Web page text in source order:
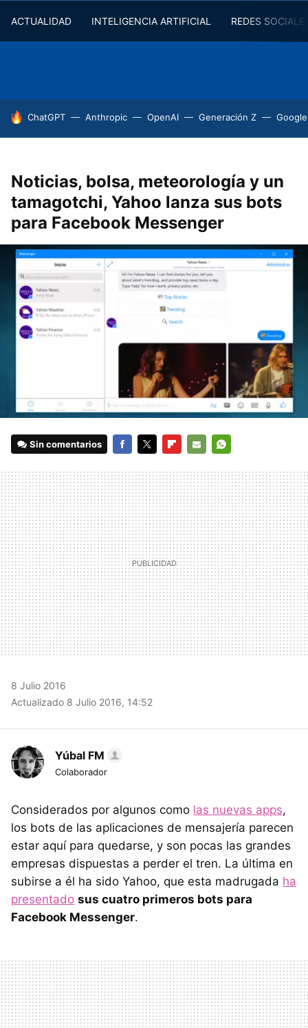
ACTUALIDAD INTELIGENCIA ARTIFICIAL REDES
HOY SE HABLA DE
ChatGPT Anthropic OpenAI Generación Z
Noticias, bolsa, meteorología y un
tamagotchi, Yahoo lanza sus bots
para Facebook Messenger
Sin comentarios
MAIL
8 Julio 2016
Actualizado 8 Julio 2016, 14:52
Yúbal FM
Colaborador
Considerados por algunos como las nuevas apps,
los bots de las aplicaciones de mensajería parecen
estar aquí para quedarse, y son pocas las grandes
empresas dispuestas a perder el tren. La última en
subirse a él ha sido Yahoo, que esta madrugada ha
presentado sus cuatro primeros bots para
Facebook Messenger.